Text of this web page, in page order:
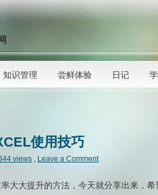
知识管理 尝鲜体验 日记
使用技巧
views , Leave a Comment
大大提升的方法，今天就分享出来，